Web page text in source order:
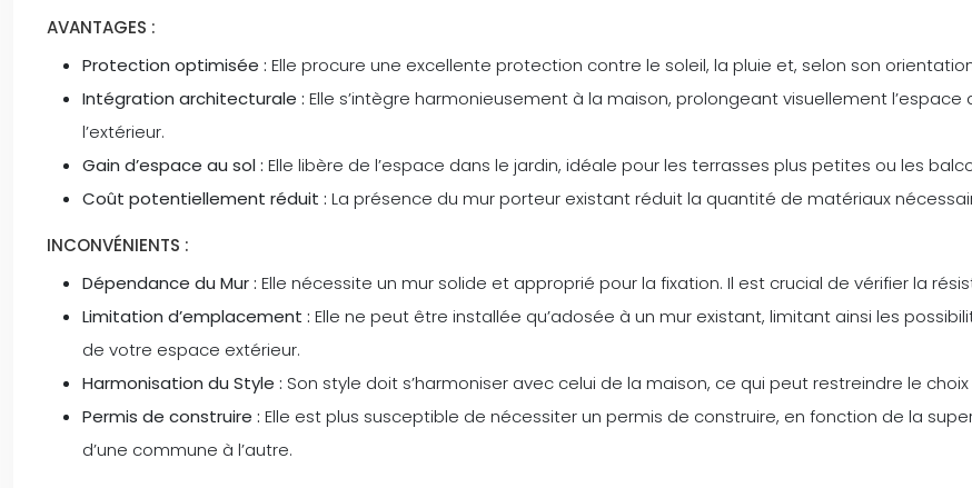
AVANTAGES :
Protection optimisée : Elle procure une excellente protection contre le soleil, la pluie et, selon son
Intégration architecturale : Elle s’intègre harmonieusement à la maison, prolongeant visuellement
l’extérieur.
Gain d’espace au sol : Elle libère de l’espace dans le jardin, idéale pour les terrasses plus petites ou les
Coût potentiellement réduit : La présence du mur porteur existant réduit la quantité de matériaux
INCONVÉNIENTS :
Dépendance du Mur : Elle nécessite un mur solide et approprié pour la fixation. Il est crucial de vérifier la
Limitation d’emplacement : Elle ne peut être installée qu’adosée à un mur existant, limitant ainsi les
de votre espace extérieur.
Harmonisation du Style : Son style doit s’harmoniser avec celui de la maison, ce qui peut restreindre le
Permis de construire : Elle est plus susceptible de nécessiter un permis de construire, en fonction de la
d’une commune à l’autre.